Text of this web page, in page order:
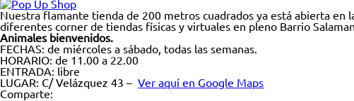
Nuestra flamante tienda de 200 metros cuadrados ya está abierta en
diferentes corner de tiendas físicas y virtuales en pleno Barrio
Animales bienvenidos.
FECHAS: de miércoles a sábado, todas las semanas.
HORARIO: de 11.00 a 22.00
ENTRADA: libre
LUGAR: C/ Velázquez 43 – Ver aquí en Google Maps
Comparte: